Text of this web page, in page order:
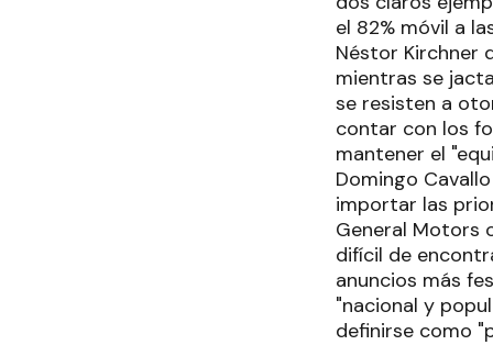
el 82% móvil a
Néstor Kirchner
mientras se
se resisten a
contar con los
mantener el
Domingo
importar las
General Motors
difícil de
anuncios más
"nacional y
definirse como